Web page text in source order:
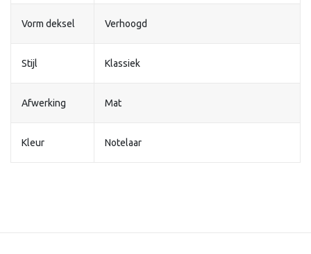
Vorm deksel Verhoogd
Stijl Klassiek
Afwerking Mat
Kleur Notelaar